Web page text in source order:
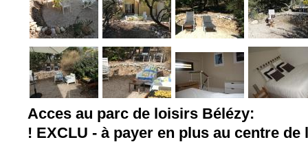
Acces au parc de loisirs Bélézy:
! EXCLU - à payer en plus au centre